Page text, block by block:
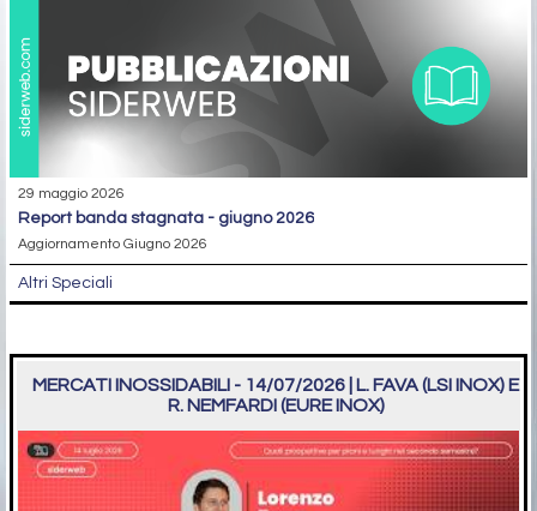
29 maggio 2026
report banda stagnata - giugno 2026
Aggiornamento Giugno 2026
Altri Speciali
MERCATI INOSSIDABILI - 14/07/2026 | L. FAVA (LSI INOX) E
R. NEMFARDI (EURE INOX)